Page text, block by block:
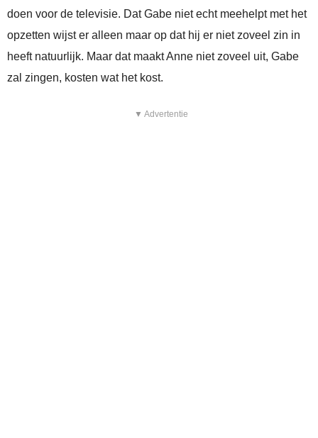
doen voor de televisie. Dat Gabe niet echt meehelpt met het
opzetten wijst er alleen maar op dat hij er niet zoveel zin in
heeft natuurlijk. Maar dat maakt Anne niet zoveel uit, Gabe
zal zingen, kosten wat het kost.
▼ Advertentie